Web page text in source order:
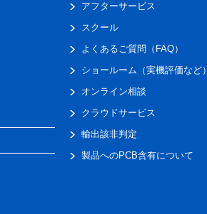
アフターサービス
スクール
よくあるご質問（FAQ）
ショールーム（実機評価など）
オンライン相談
クラウドサービス
輸出該非判定
製品へのPCB含有について